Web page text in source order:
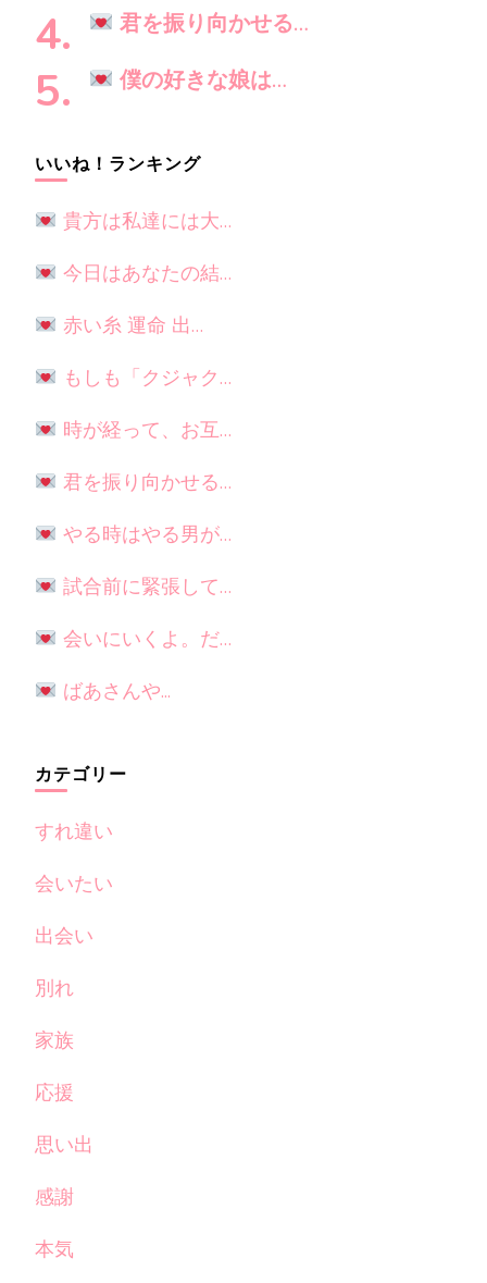
君を振り向かせる…
僕の好きな娘は…
いいね！ランキング
貴方は私達には大…
今日はあなたの結…
赤い糸 運命 出…
もしも「クジャク…
時が経って、お互…
君を振り向かせる…
やる時はやる男が…
試合前に緊張して…
会いにいくよ。だ…
ばあさんや...
カテゴリー
すれ違い
会いたい
出会い
別れ
家族
応援
思い出
感謝
本気